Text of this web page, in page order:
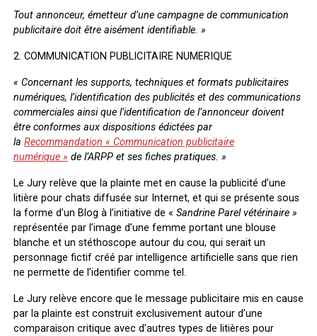
Tout annonceur, émetteur d’une campagne de communication
publicitaire doit être aisément identifiable. »
2. COMMUNICATION PUBLICITAIRE NUMERIQUE
« Concernant les supports, techniques et formats publicitaires
numériques, l’identification des publicités et des communications
commerciales ainsi que l’identification de l’annonceur doivent
être conformes aux dispositions édictées par
la Recommandation « Communication publicitaire
numérique » de l’ARPP et ses fiches pratiques. »
Le Jury relève que la plainte met en cause la publicité d’une
litière pour chats diffusée sur Internet, et qui se présente sous
la forme d’un Blog à l’initiative de « Sandrine Parel vétérinaire »
représentée par l’image d’une femme portant une blouse
blanche et un stéthoscope autour du cou, qui serait un
personnage fictif créé par intelligence artificielle sans que rien
ne permette de l’identifier comme tel.
Le Jury relève encore que le message publicitaire mis en cause
par la plainte est construit exclusivement autour d’une
comparaison critique avec d’autres types de litières pour